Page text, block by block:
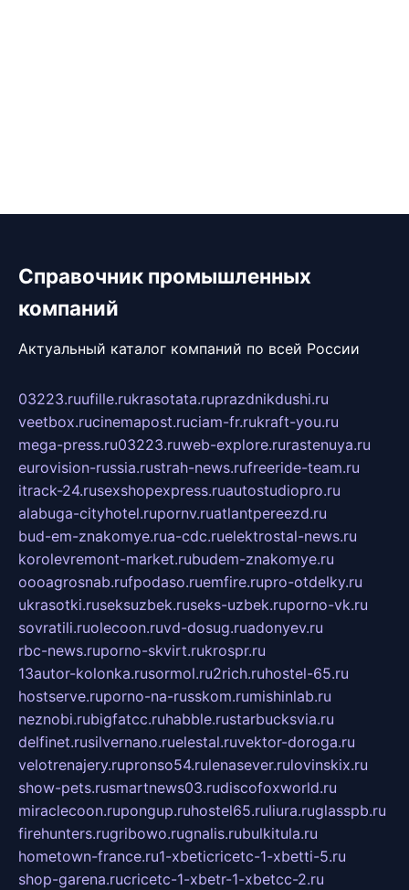
Справочник промышленных
компаний
Актуальный каталог компаний по всей России
03223.ruufille.rukrasotata.ruprazdnikdushi.ru
veetbox.rucinemapost.ruciam-fr.rukraft-you.ru
mega-press.ru03223.ruweb-explore.rurastenuya.ru
eurovision-russia.rustrah-news.rufreeride-team.ru
itrack-24.rusexshopexpress.ruautostudiopro.ru
alabuga-cityhotel.rupornv.ruatlantpereezd.ru
bud-em-znakomye.rua-cdc.ruelektrostal-news.ru
korolevremont-market.rubudem-znakomye.ru
oooagrosnab.rufpodaso.ruemfire.rupro-otdelky.ru
ukrasotki.ruseksuzbek.ruseks-uzbek.ruporno-vk.ru
sovratili.ruolecoon.ruvd-dosug.ruadonyev.ru
rbc-news.ruporno-skvirt.rukrospr.ru
13autor-kolonka.rusormol.ru2rich.ruhostel-65.ru
hostserve.ruporno-na-russkom.rumishinlab.ru
neznobi.rubigfatcc.ruhabble.rustarbucksvia.ru
delfinet.rusilvernano.ruelestal.ruvektor-doroga.ru
velotrenajery.rupronso54.rulenasever.rulovinskix.ru
show-pets.rusmartnews03.rudiscofoxworld.ru
miraclecoon.rupongup.ruhostel65.ruliura.ruglasspb.ru
firehunters.rugribowo.rugnalis.rubulkitula.ru
hometown-france.ru1-xbeticricetc-1-xbetti-5.ru
shop-garena.rucricetc-1-xbetr-1-xbetcc-2.ru